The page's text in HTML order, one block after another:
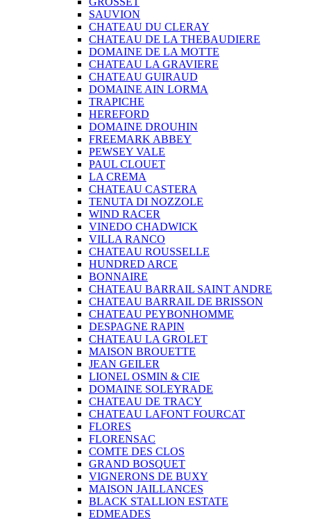
SAUVION
CHATEAU DU CLERAY
CHATEAU DE LA THEBAUDIERE
DOMAINE DE LA MOTTE
CHATEAU LA GRAVIERE
CHATEAU GUIRAUD
DOMAINE AIN LORMA
TRAPICHE
HEREFORD
DOMAINE DROUHIN
FREEMARK ABBEY
PEWSEY VALE
PAUL CLOUET
LA CREMA
CHATEAU CASTERA
TENUTA DI NOZZOLE
WIND RACER
VINEDO CHADWICK
VILLA RANCO
CHATEAU ROUSSELLE
HUNDRED ARCE
BONNAIRE
CHATEAU BARRAIL SAINT ANDRE
CHATEAU BARRAIL DE BRISSON
CHATEAU PEYBONHOMME
DESPAGNE RAPIN
CHATEAU LA GROLET
MAISON BROUETTE
JEAN GEILER
LIONEL OSMIN & CIE
DOMAINE SOLEYRADE
CHATEAU DE TRACY
CHATEAU LAFONT FOURCAT
FLORES
FLORENSAC
COMTE DES CLOS
GRAND BOSQUET
VIGNERONS DE BUXY
MAISON JAILLANCES
BLACK STALLION ESTATE
EDMEADES